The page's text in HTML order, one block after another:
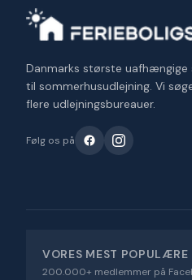
Danmarks største uafhængige
til sommerhusudlejning. Vi
flere udlejningsbureauer.
Følg os på
VORES MEST
200.000+ medlemmer på